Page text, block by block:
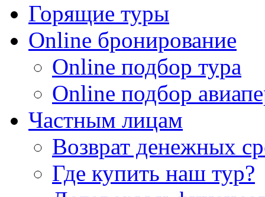
Горящие туры
Online бронирование
Online подбор тура
Online подбор
Частным лицам
Возврат денежных
Где купить наш тур?